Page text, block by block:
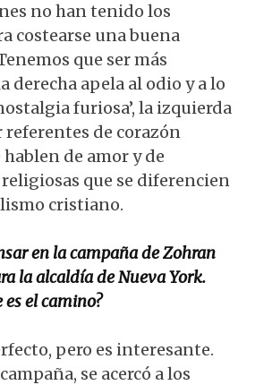
no han tenido los
costearse una buena
que ser más
derecha apela al odio y a lo
furiosa’, la izquierda
referentes de corazón
de amor y de
que se diferencien
cristiano.
en lacampaña de Zohran
la alcaldía de Nueva York.
es el camino?
pero es interesante.
se acercó a los